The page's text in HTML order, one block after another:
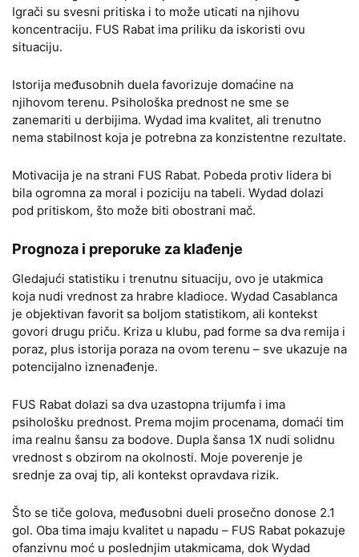
Igrači su svesni pritiska i to može uticati na njihovu
koncentraciju. FUS Rabat ima priliku da iskoristi ovu
situaciju.
Istorija međusobnih duela favorizuje domaćine na
njihovom terenu. Psihološka prednost ne sme se
zanemariti u derbijima. Wydad ima kvalitet, ali trenutno
nema stabilnost koja je potrebna za konzistentne rezultate.
Motivacija je na strani FUS Rabat. Pobeda protiv lidera bi
bila ogromna za moral i poziciju na tabeli. Wydad dolazi
pod pritiskom, što može biti obostrani mač.
Prognoza i preporuke za klađenje
Gledajući statistiku i trenutnu situaciju, ovo je utakmica
koja nudi vrednost za hrabre kladioce. Wydad Casablanca
je objektivan favorit sa boljom statistikom, ali kontekst
govori drugu priču. Kriza u klubu, pad forme sa dva remija i
poraz, plus istorija poraza na ovom terenu – sve ukazuje na
potencijalno iznenađenje.
FUS Rabat dolazi sa dva uzastopna trijumfa i ima
psihološku prednost. Prema mojim procenama, domaći tim
ima realnu šansu za bodove. Dupla šansa 1X nudi solidnu
vrednost s obzirom na okolnosti. Moje poverenje je
srednje za ovaj tip, ali kontekst opravdava rizik.
Što se tiče golova, međusobni dueli prosečno donose 2.1
gol. Oba tima imaju kvalitet u napadu – FUS Rabat pokazuje
ofanzivnu moć u poslednjim utakmicama, dok Wydad